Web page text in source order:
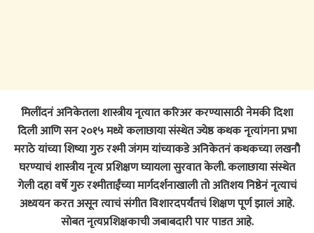
मिलींदनं अनिकेतला शास्त्रीय नृत्यात करिअर करण्यासाठी नेमकी दिशा
दिली आणि सन २०१५ मध्ये कलाछाया संस्थेत ज्येष्ठ कथक नृत्यांगना प्रभा
मराठे यांच्या शिष्या गुरु रश्मी जंगम यांच्याकडे अनिकेतनं कथकच्या लखनौ
घरण्याचं शास्त्रीय नृत्य प्रशिक्षण घ्यायला सुरवात केली. कलाछाया संस्थेत
गेली दहा वर्षे गुरु रश्मीताईंच्या मार्गदर्शनाखाली तो अतिशय निष्ठेनं नृत्याचं
अध्ययन करत असून त्याचं संगीत विशारदपर्यंतचं शिक्षण पूर्ण झालं आहे.
सोबत नृत्यप्रशिक्षकाची जबाबदारी पार पाडत आहे.